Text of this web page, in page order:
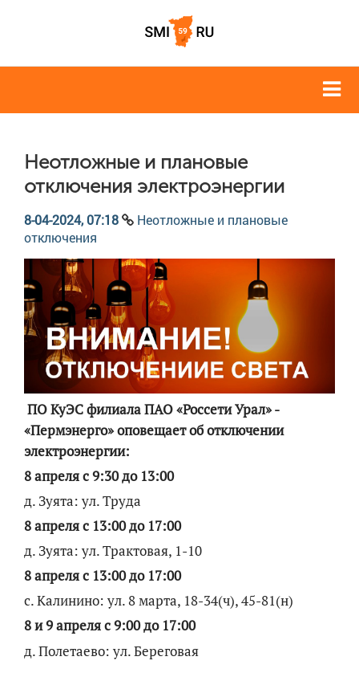
Неотложные и плановые
отключения электроэнергии
8-04-2024, 07:18
Неотложные и плановые
отключения
ПО КуЭС филиала ПАО «Россети Урал» -
«Пермэнерго» оповещает об отключении
электроэнергии:
8 апреля с 9:30 до 13:00
д. Зуята: ул. Труда
8 апреля с 13:00 до 17:00
д. Зуята: ул. Трактовая, 1-10
8 апреля с 13:00 до 17:00
с. Калинино: ул. 8 марта, 18-34(ч), 45-81(н)
8 и 9 апреля с 9:00 до 17:00
д. Полетаево: ул. Береговая